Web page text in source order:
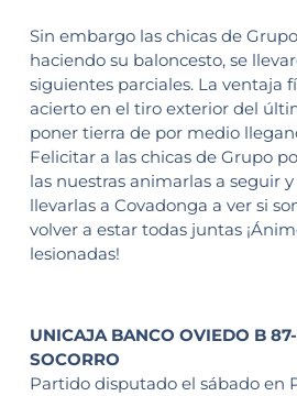
Sin embargo las chicas de
haciendo su baloncesto, se
siguientes parciales. La ventaja
acierto en el tiro exterior del
poner tierra de por medio
Felicitar a las chicas de Grupo
las nuestras animarlas a seguir
llevarlas a Covadonga a ver si
volver a estar todas juntas
lesionadas!
UNICAJA BANCO OVIEDO B
SOCORRO
Partido disputado el sábado en